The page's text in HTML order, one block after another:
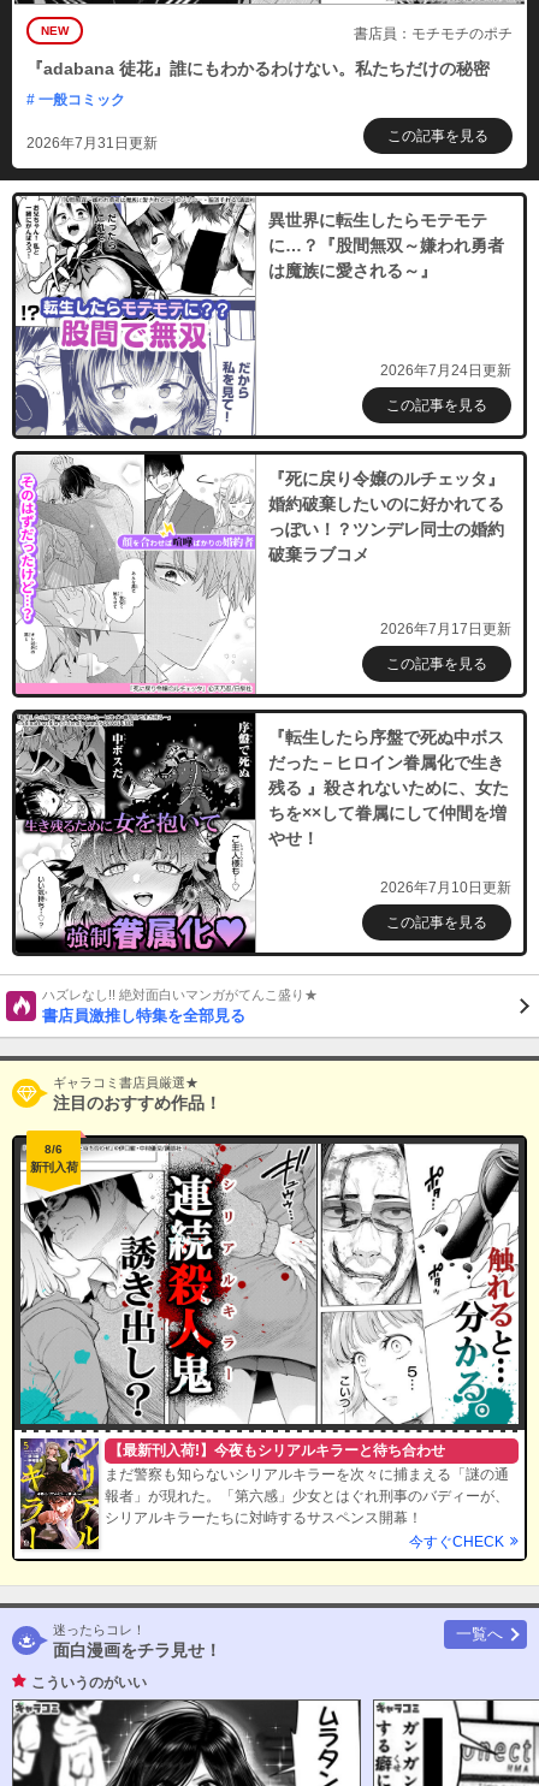
NEW 書店員：モチモチのポチ
『adabana 徒花』誰にもわかるわけない。私たちだけの秘密
# 一般コミック
2026年7月31日更新 この記事を見る
異世界に転生したらモテモテ
に…？『股間無双～嫌われ勇者
は魔族に愛される～』
2026年7月24日更新
この記事を見る
『死に戻り令嬢のルチェッタ』
婚約破棄したいのに好かれてる
っぽい！？ツンデレ同士の婚約
破棄ラブコメ
2026年7月17日更新
この記事を見る
『転生したら序盤で死ぬ中ボス
だった－ヒロイン眷属化で生き
残る 』殺されないために、女た
ちを××して眷属にして仲間を増
やせ！
2026年7月10日更新
この記事を見る
ハズレなし!! 絶対面白いマンガがてんこ盛り★
書店員激推し特集を全部見る
ギャラコミ書店員厳選★
注目のおすすめ作品！
8/6
新刊入荷
【最新刊入荷!】今夜もシリアルキラーと待ち合わせ
まだ警察も知らないシリアルキラーを次々に捕まえる「謎の通
報者」が現れた。「第六感」少女とはぐれ刑事のバディーが、
シリアルキラーたちに対峙するサスペンス開幕！
今すぐCHECK
迷ったらコレ！
面白漫画をチラ見せ！
一覧へ
こういうのがいい